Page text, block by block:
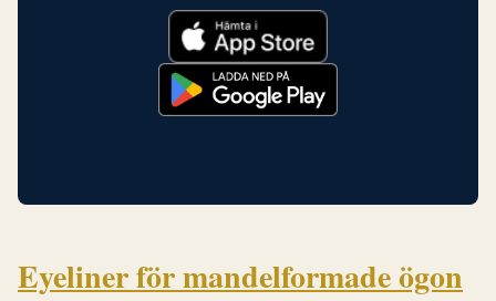
Eyeliner för mandelformade ögon